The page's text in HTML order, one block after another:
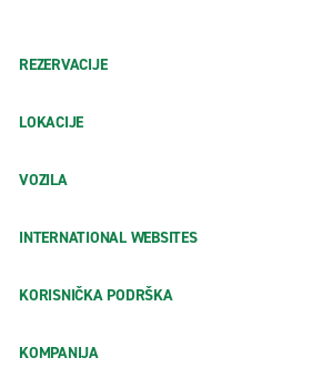
REZERVACIJE
LOKACIJE
VOZILA
INTERNATIONAL WEBSITES
KORISNIČKA PODRŠKA
KOMPANIJA